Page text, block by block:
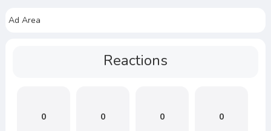
Ad Area
Reactions
0 0 0 0